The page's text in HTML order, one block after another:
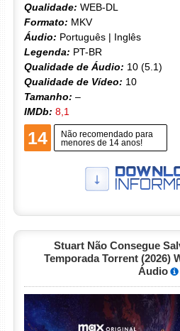
Qualidade: WEB-DL
Formato: MKV
Áudio: Português | Inglês
Legenda: PT-BR
Qualidade de Áudio: 10 (5.1)
Qualidade de Vídeo: 10
Tamanho: –
IMDb: 8,1
14
Não recomendado para
menores de 14 anos!
Stuart Não Consegue
Temporada Torrent (2026)
Áudio